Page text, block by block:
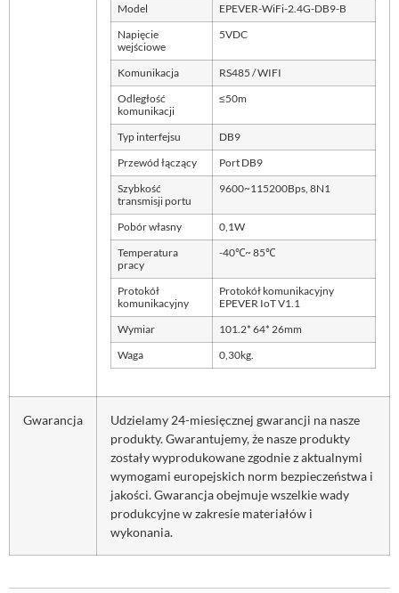
Model EPEVER-WiFi-2.4G-DB9-B
Napięcie
wejściowe
5VDC
Komunikacja RS485 / WIFI
Odległość
komunikacji
≤50m
Typ interfejsu DB9
Przewód łączący Port DB9
Szybkość
transmisji portu
9600~115200Bps, 8N1
Pobór własny 0,1W
Temperatura
pracy
-40℃~ 85℃
Protokół
komunikacyjny
Protokół komunikacyjny
EPEVER IoT V1.1
Wymiar 101.2* 64* 26mm
Waga 0,30kg.
Gwarancja
Udzielamy 24-miesięcznej gwarancji na nasze
produkty. Gwarantujemy, że nasze produkty
zostały wyprodukowane zgodnie z aktualnymi
wymogami europejskich norm bezpieczeństwa i
jakości. Gwarancja obejmuje wszelkie wady
produkcyjne w zakresie materiałów i
wykonania.